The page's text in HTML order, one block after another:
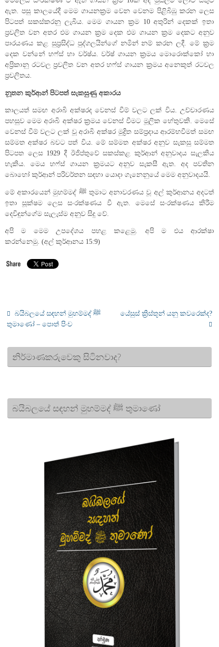
ඇත. පසු කාලයේදී මෙම ගායනක්‍රම වෙන වෙනම පිළිබිඹු කරන ලෙස
පිටපත් සකස්කරනු ලැබීය. මෙම ගායන ක්‍රම 10 අතුරින් දෙකක් ඉතා
ප්‍රචලිත වන අතර එම ගායන ක්‍රම දෙක එම ගායන ක්‍රම දෙකට අනුව
පාරයණය කළ සුප්‍රසිද්ධ පුද්ගලයින්ගේ නමින් නම් කරන ලදී. මේ ක්‍රම
දෙක වන්නේ හෆ්ස් හා වර්ෂ්ය. වර්ෂ් ගායන ක්‍රමය මොරොක්කෝ හා
අප්‍රිකානු රටවල ප්‍රචලිත වන අතර හෆ්ස් ගායන ක්‍රමය අනෙකුත් රටවල
ප්‍රචලිතය.
නූතන කුර්ආන් පිටපත් සැකසුණු අකාරය
කාලයත් සමඟ අරාබි අක්ෂරද වෙනස් වීම් වලට ලක් විය. උච්චාරණය
පහසුව මෙම අරාබි අක්ෂර ක්‍රමය වෙනස් වීමට මූලික හේතුවකි. මෙසේ
වෙනස් වීම් වලට ලක් වූ අරාබි අක්ෂර මුද්‍රිත සම්ප්‍රදාය ආරම්භවීමත් සමඟ
සම්මත අක්ෂර බවට පත් විය. මේ සම්මත අක්ෂර අනුව සැකසු සම්මත
පිටපත ලෙස 1929 දී ඊජිප්තුවේ සකස්කළ කුර්ආන් අනුවාදය සැලකිය
හැකිය. මෙය හෆ්ස් ගායන ක්‍රමයට අනුව සැකසී ඇත. අද පවතින
බොහෝ කුර්ආන් පරිවර්තන සඳහා යොදා ගැනෙනුයේ මෙම අනුවාදයයි.
මේ අකාරයෙන් මුහම්මද් ﷺ තුමාට අනාවරණය වූ අල් කුර්ආනය අදටත්
ඉතා සූක්ෂම ලෙස සංරක්ෂණය වී ඇත. මෙසේ සංරක්ෂණය කිරීම
දෙවිඳුන්ගේම සැලැස්ම අනුව සිදු වේ.
අපි ම මෙම උපදේශය පහළ කළෙමු. අපි ම එය ආරක්ෂා
කරන්නෙමු. (අල් කුර්ආනය 15:9)
බයිබලයේ සඳහන් මුහම්මද් ﷺ
තුමාණෝ – පොත් පිංච
යේසුස් ක්‍රිස්තූන් යනු කවරෙක්ද?
නිර්මාණකරුවෙකු සිටිනවාද?
බයිබලයේ සඳහන් මුහම්මද් ﷺ තුමාණෝ